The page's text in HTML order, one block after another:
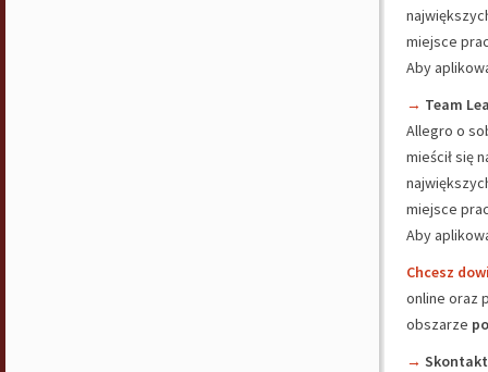
miejsce
Aby
→ Team
Allegro o
mieścił się
miejsce
Aby
Chcesz
online oraz
obszarze
→